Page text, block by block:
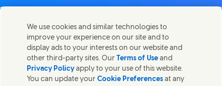
Megosztom ezt az oldalt
Share this page on Facebook
Share this page on X
Share this page on
Share this page
Lépj velünk kapcsolatba
Lépjen kapcsolatba az Unileverrel és a szakértői
csapatokkal, illetve tekintse meg az Unilever
elérhetőségeit szerte a világban.
We use cookies and similar technologies to
improve your experience on our site and to
display ads to your interests on our website and
other third-party sites. Our Terms of Use and
Privacy Policy apply to your use of this website.
You can update yourCookie Preferences at any